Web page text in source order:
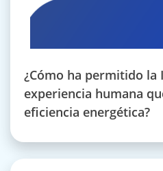
¿Cómo ha permitido la
experiencia humana
eficiencia energética?